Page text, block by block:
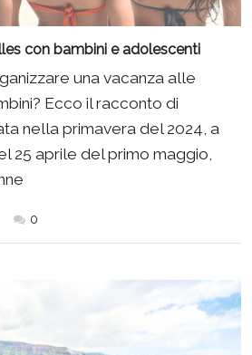
con bambini e adolescenti
una vacanza alle
Ecco il racconto di
nella primavera del 2024, a
25 aprile del primo maggio,
0